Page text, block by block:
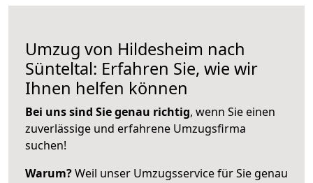
Umzug von Hildesheim nach
Sünteltal: Erfahren Sie, wie wir
Ihnen helfen können
Bei uns sind Sie genau richtig, wenn Sie einen
zuverlässige und erfahrene Umzugsfirma
suchen!
Warum?Weil unser Umzugsservice für Sie genau